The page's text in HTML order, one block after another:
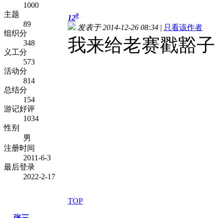
1000
主题
89
组织分
348
义工分
573
活动分
814
总结分
154
游记好评
1034
性别
男
注册时间
2011-6-3
最后登录
2022-2-17
12#
发表于 2014-12-26 08:34 | 只看该作者
我来给老赛戳豁
TOP